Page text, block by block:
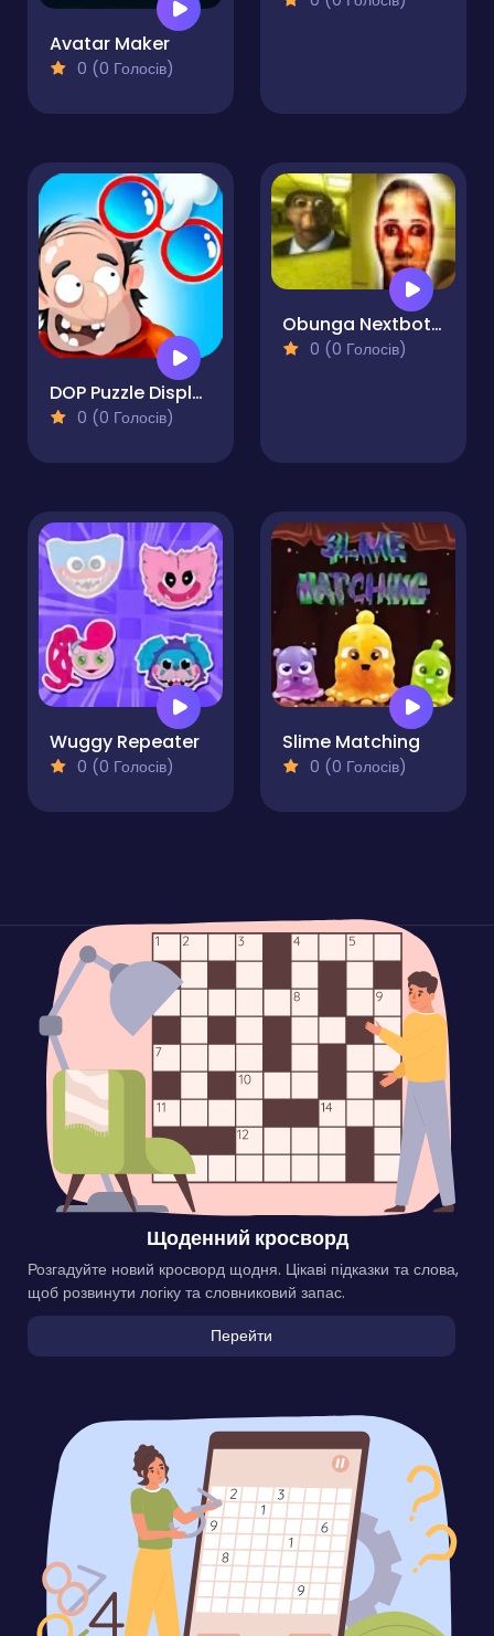
Avatar Maker
0 (0 Голосів)
DOP Puzzle Displace One Part
0 (0 Голосів)
Obunga Nextbots Sliding Puzzle
0 (0 Голосів)
Wuggy Repeater
0 (0 Голосів)
Slime Matching
0 (0 Голосів)
Щоденний кросворд
Розгадуйте новий кросворд щодня. Цікаві підказки та слова,
щоб розвинути логіку та словниковий запас.
Перейти